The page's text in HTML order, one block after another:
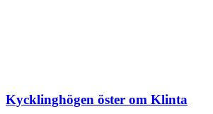
Kycklinghögen öster om Klinta